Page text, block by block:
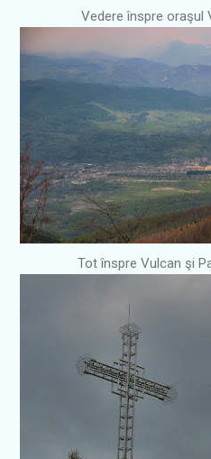
Vedere înspre oraşul
Tot înspre Vulcan şi